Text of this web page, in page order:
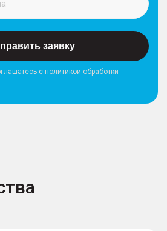
заявку
с политикой обработки